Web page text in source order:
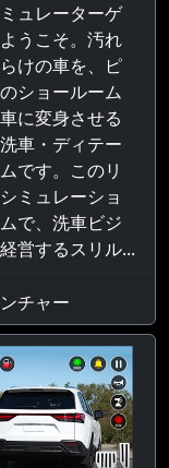
ュレーターゲ
うこそ。汚れ
けの車を、ピ
ショールーム
に変身させる
車・ディテー
です。このリ
ミュレーショ
で、洗車ビジ
営するスリル...
チャー